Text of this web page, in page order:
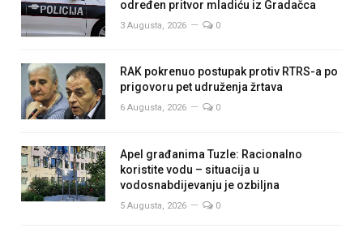
određen pritvor mladiću iz Gradačca
3 Augusta, 2026 0
RAK pokrenuo postupak protiv RTRS-a po
prigovoru pet udruženja žrtava
6 Augusta, 2026 0
Apel građanima Tuzle: Racionalno
koristite vodu – situacija u
vodosnabdijevanju je ozbiljna
5 Augusta, 2026 0